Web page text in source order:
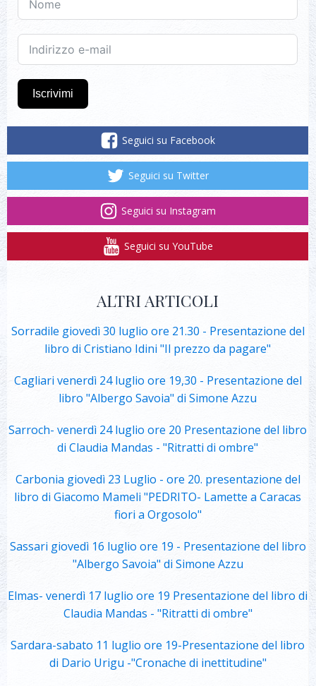
Iscrivimi
Seguici su Facebook
Seguici su Twitter
Seguici su Instagram
Seguici su YouTube
ALTRI ARTICOLI
Sorradile giovedì 30 luglio ore 21.30 - Presentazione del
libro di Cristiano Idini "Il prezzo da pagare"
Cagliari venerdì 24 luglio ore 19,30 - Presentazione del
libro "Albergo Savoia" di Simone Azzu
Sarroch- venerdì 24 luglio ore 20 Presentazione del libro
di Claudia Mandas - "Ritratti di ombre"
Carbonia giovedì 23 Luglio - ore 20. presentazione del
libro di Giacomo Mameli "PEDRITO- Lamette a Caracas
fiori a Orgosolo"
Sassari giovedì 16 luglio ore 19 - Presentazione del libro
"Albergo Savoia" di Simone Azzu
Elmas- venerdì 17 luglio ore 19 Presentazione del libro di
Claudia Mandas - "Ritratti di ombre"
Sardara-sabato 11 luglio ore 19-Presentazione del libro
di Dario Urigu -"Cronache di inettitudine"